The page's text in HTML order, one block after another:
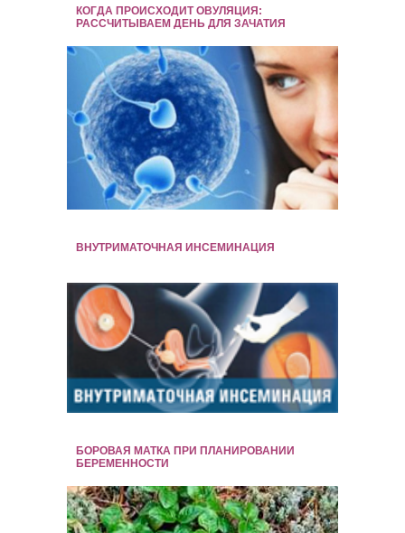
КОГДА ПРОИСХОДИТ ОВУЛЯЦИЯ:
РАССЧИТЫВАЕМ ДЕНЬ ДЛЯ ЗАЧАТИЯ
ВНУТРИМАТОЧНАЯ ИНСЕМИНАЦИЯ
БОРОВАЯ МАТКА ПРИ ПЛАНИРОВАНИИ
БЕРЕМЕННОСТИ